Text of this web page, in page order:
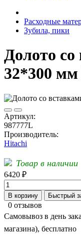
Расходные
Зубила, пики
Долото со
32*300
Артикул:
987777L
Производитель:
Hitachi
Товар в наличии
6420 ₽
В корзину Быстрый
0 отзывов
Самовывоз в день
магазина), бесплатно